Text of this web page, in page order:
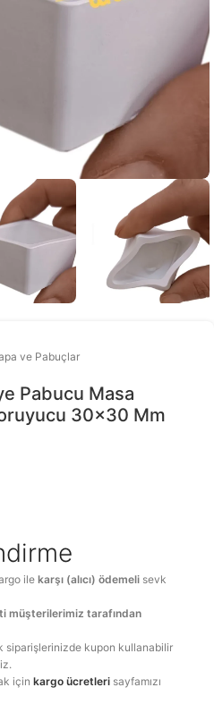
ve Pabuçlar
Pabucu Masa
30×30 Mm
ilekarşı (alıcı) ödemeli sevk
müşterilerimiz tarafından
siparişlerinizde kupon kullanabilir
içinkargo ücretleri sayfamızı